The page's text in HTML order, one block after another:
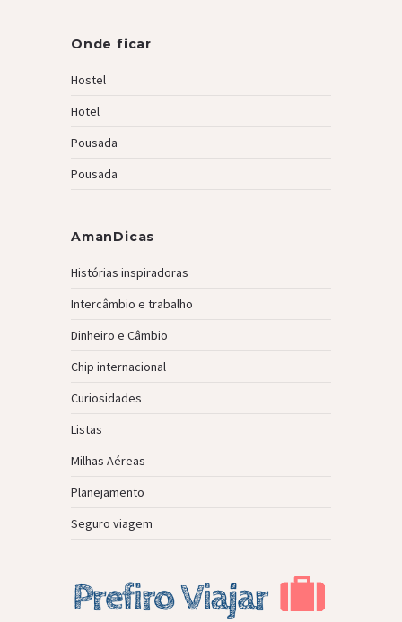
Onde ficar
Hostel
Hotel
Pousada
Pousada
AmanDicas
Histórias inspiradoras
Intercâmbio e trabalho
Dinheiro e Câmbio
Chip internacional
Curiosidades
Listas
Milhas Aéreas
Planejamento
Seguro viagem